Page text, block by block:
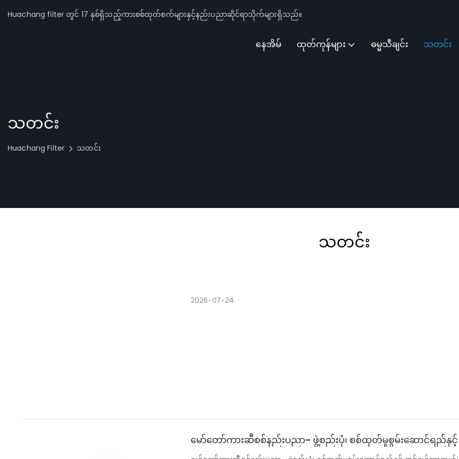
Huachang filter တွင် 17 နှစ်ရှိသည့်ကားစစ်ထုတ်စက်များနှင့်နည်းပညာဆိုင်ရာသိုက်များရှိသည်။
နေအိမ် ထုတ်ကုန်များ ဓမ္မသီချင်း သတင်း
သတင်း
Huachang Filter သတင်း
သတင်း
2026 07 24
မော်တော်ကားဆီစစ်နည်းပညာ- ဖွဲ့စည်းပုံ၊ စစ်ထုတ်မှုစွမ်းဆောင်ရည်နှ